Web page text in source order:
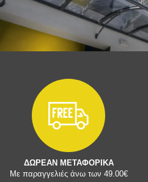
ΔΩΡΕΑΝ ΜΕΤΑΦΟΡΙΚΑ
Με παραγγελιές άνω των 49.00€